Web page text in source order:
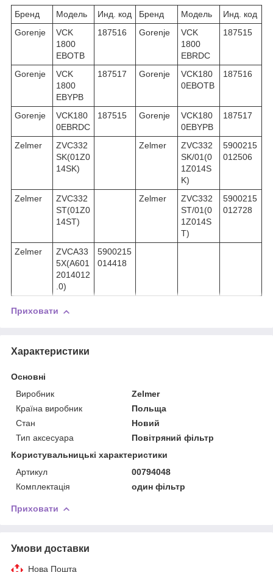
Бренд Модель Инд. код Бренд Модель
Инд. код
Gorenje
VCK
1800
EBOTB
187516 Gorenje
VCK
1800
EBRDC
187515
Gorenje
VCK
1800
EBYPB
187517 Gorenje
VCK180
0EBOTB
187516
Gorenje
VCK180
0EBRDC
187515 Gorenje
VCK180
0EBYPB
187517
Zelmer
ZVC332
SK(01Z0
14SK)
Zelmer
ZVC332
SK/01(0
1Z014S
K)
5900215
012506
Zelmer
ZVC332
ST(01Z0
14ST)
Zelmer
ZVC332
ST/01(0
1Z014S
T)
5900215
012728
Zelmer
ZVCA33
5X(A601
2014012
.0)
5900215
014418
Приховати
Характеристики
Основні
Виробник
Zelmer
Країна виробник
Польща
Стан
Новий
Тип аксесуара
Повітряний фільтр
Користувальницькі характеристики
Артикул
00794048
Комплектація
один фільтр
Приховати
Умови доставки
Нова Пошта